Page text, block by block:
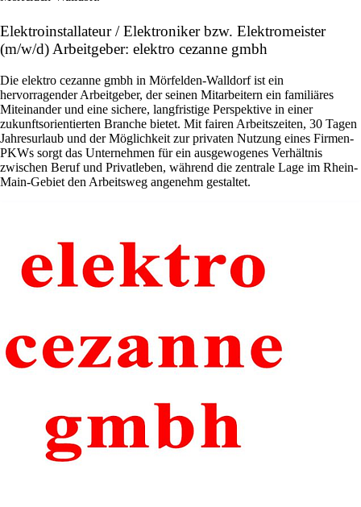
Elektroinstallateur / Elektroniker bzw. Elektromeister
(m/w/d) Arbeitgeber: elektro cezanne gmbh
Die elektro cezanne gmbh in Mörfelden-Walldorf ist ein
hervorragender Arbeitgeber, der seinen Mitarbeitern ein familiäres
Miteinander und eine sichere, langfristige Perspektive in einer
zukunftsorientierten Branche bietet. Mit fairen Arbeitszeiten, 30 Tagen
Jahresurlaub und der Möglichkeit zur privaten Nutzung eines Firmen-
PKWs sorgt das Unternehmen für ein ausgewogenes Verhältnis
zwischen Beruf und Privatleben, während die zentrale Lage im Rhein-
Main-Gebiet den Arbeitsweg angenehm gestaltet.